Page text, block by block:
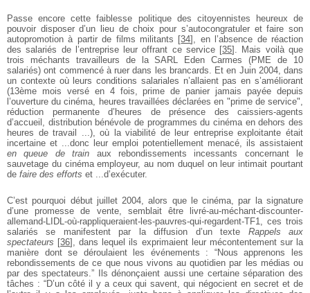
Passe encore cette faiblesse politique des citoyennistes heureux de
pouvoir disposer d’un lieu de choix pour s’autocongratuler et faire son
autopromotion à partir de films militants [34] , en l’absence de réaction
des salariés de l’entreprise leur offrant ce service[35] . Mais voilà que
trois méchants travailleurs de la SARL Eden Carmes (PME de 10
salariés) ont commencé à ruer dans les brancards. Et en Juin 2004, dans
un contexte où leurs conditions salariales n’allaient pas en s’améliorant
(13ème mois versé en 4 fois, prime de panier jamais payée depuis
l’ouverture du cinéma, heures travaillées déclarées en "prime de service",
réduction permanente d’heures de présence des caissiers-agents
d’accueil, distribution bénévole de programmes du cinéma en dehors des
heures de travail ...), où la viabilité de leur entreprise exploitante était
incertaine et ...donc leur emploi potentiellement menacé, ils assistaient
en queue de train aux rebondissements incessants concernant le
sauvetage du cinéma employeur, au nom duquel on leur intimait pourtant
de faire des efforts et ...d’exécuter.
C’est pourquoi début juillet 2004, alors que le cinéma, par la signature
d’une promesse de vente, semblait être livré-au-méchant-discounter-
allemand-LIDL-où-rappliqueraient-les-pauvres-qui-regardent-TF1, ces trois
salariés se manifestent par la diffusion d’un texte Rappels aux
spectateurs [36] , dans lequel ils exprimaient leur mécontentement sur la
manière dont se déroulaient les événements : “Nous apprenons les
rebondissements de ce que nous vivons au quotidien par les médias ou
par des spectateurs.” Ils dénonçaient aussi une certaine séparation des
tâches : “D’un côté il y a ceux qui savent, qui négocient en secret et de